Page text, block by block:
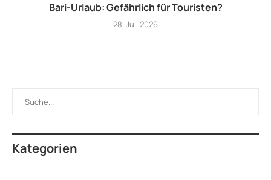
Bari-Urlaub: Gefährlich für Touristen?
28. Juli 2026
Kategorien